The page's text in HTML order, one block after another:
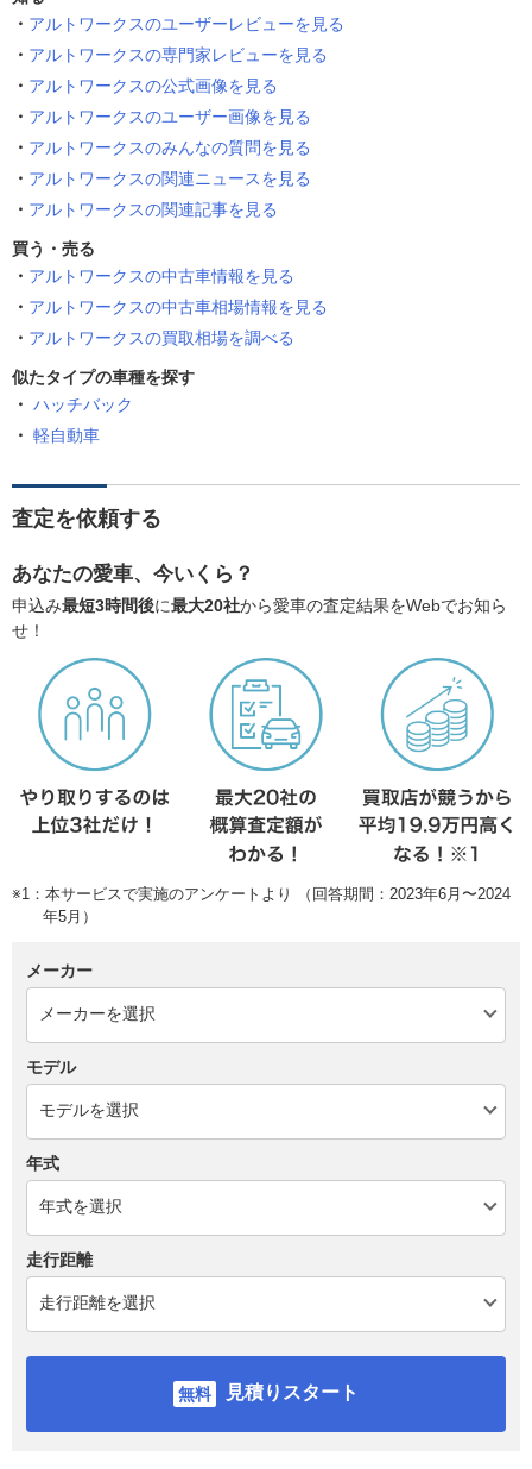
アルトワークスのユーザーレビューを見る
アルトワークスの専門家レビューを見る
アルトワークスの公式画像を見る
アルトワークスのユーザー画像を見る
アルトワークスのみんなの質問を見る
アルトワークスの関連ニュースを見る
アルトワークスの関連記事を見る
買う・売る
アルトワークスの中古車情報を見る
アルトワークスの中古車相場情報を見る
アルトワークスの買取相場を調べる
似たタイプの車種を探す
ハッチバック
軽自動車
査定を依頼する
あなたの愛車、今いくら？
申込み最短3時間後に最大20社から愛車の査定結果をWebでお知ら
せ！
※1：本サービスで実施のアンケートより （回答期間：2023年6月〜2024
年5月）
メーカー
モデル
年式
走行距離
見積りスタート